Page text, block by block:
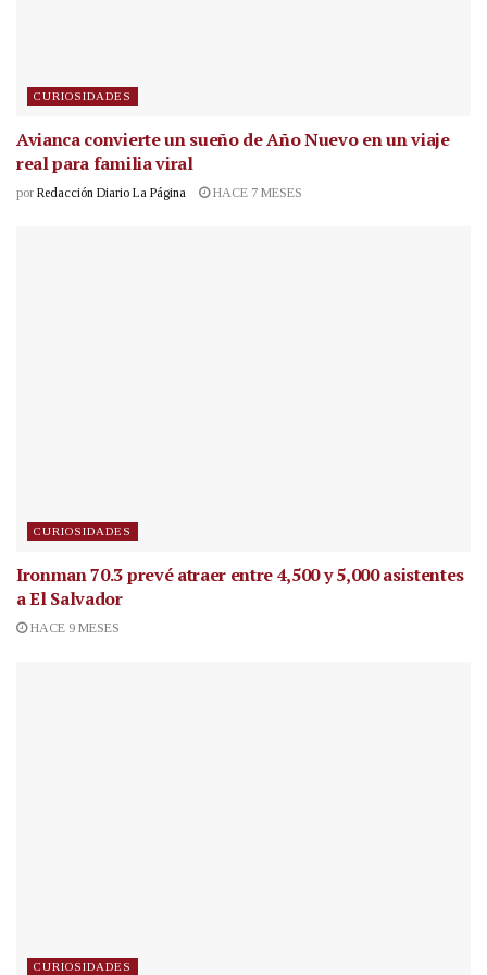
CURIOSIDADES
Avianca convierte un sueño de Año Nuevo en un viaje
real para familia viral
por Redacción Diario La Página HACE 7 MESES
CURIOSIDADES
Ironman 70.3 prevé atraer entre 4,500 y 5,000 asistentes
a El Salvador
HACE 9 MESES
CURIOSIDADES